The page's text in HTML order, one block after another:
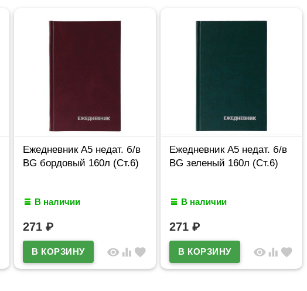
Ежедневник А5 недат. б/в
BG бордовый 160л (Ст.6)
В наличии
271 ₽
visibility equalizer favorite
Ежедневник А5 недат. б/в
BG зеленый 160л (Ст.6)
В наличии
271₽
visibility equalizer favorite